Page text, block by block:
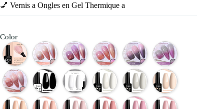
💅 Vernis a Ongles en Gel Thermique a
Color